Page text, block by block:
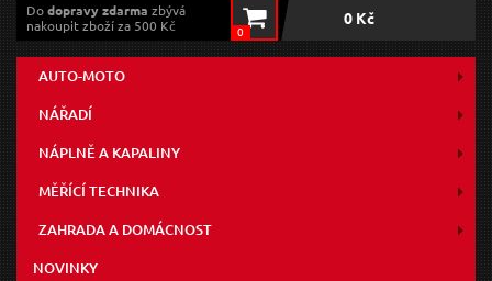
Dodopravy zdarma zbývá
nakoupit zboží za 500 Kč
0
0 Kč
AUTO-MOTO
NÁŘADÍ
NÁPLNĚ A KAPALINY
MĚŘÍCÍ TECHNIKA
ZAHRADA A DOMÁCNOST
NOVINKY